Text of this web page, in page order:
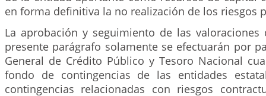
en forma definitiva la no realización de los riesgos
La aprobación y seguimiento de las
presente parágrafo solamente se efectuarán por
General de Crédito Público y Tesoro Nacional
fondo de contingencias de las entidades
contingencias relacionadas con riesgos